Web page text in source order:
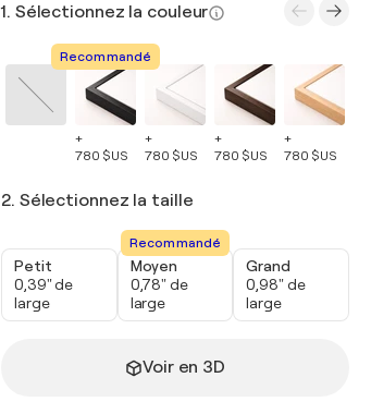
1. Sélectionnez la couleur
Recommandé
+
780 $US
+
780 $US
+
780 $US
+
780 $US
2. Sélectionnez la taille
Petit
0,39" de
large
Recommandé
Moyen
0,78" de
large
Grand
0,98" de
large
Voir en 3D